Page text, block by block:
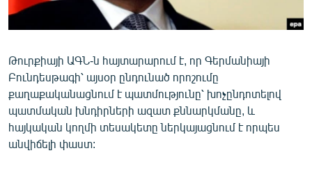
ՍՊՈՐՏ
ՄԵԿՆԱԲԱՆՈՒԹՅՈՒՆ
ՏՏ ԵՒ ԻՆՏԵՐՆԵՏ
ԿՈՐՈՆԱՎԻՐՈՒՍ
ԱՐԽԻՎ
ՏԵՍԱՆՅՈՒԹԵՐ
Թուրքիայի ԱԳՆ-ն հայտարարում է, որ Գերմանիայի
Բունդեսթագի՝ այսօր ընդունած որոշումը
քաղաքականացնում է պատմությունը՝ խոչընդոտելով
պատմական խնդիրների ազատ քննարկմանը, և
հայկական կողմի տեսակետը ներկայացնում է որպես
անվիճելի փաստ: